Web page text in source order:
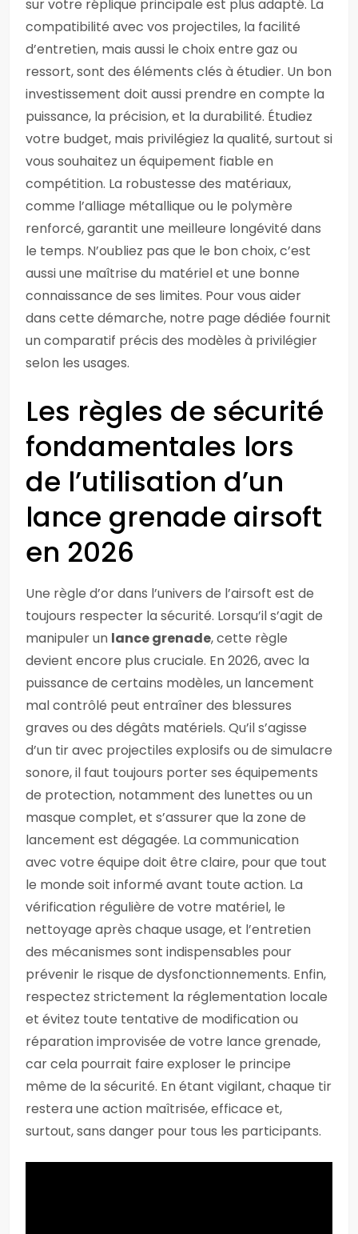
sur votre réplique principale est plus adapté. La
compatibilité avec vos projectiles, la facilité
d’entretien, mais aussi le choix entre gaz ou
ressort, sont des éléments clés à étudier. Un bon
investissement doit aussi prendre en compte la
puissance, la précision, et la durabilité. Étudiez
votre budget, mais privilégiez la qualité, surtout si
vous souhaitez un équipement fiable en
compétition. La robustesse des matériaux,
comme l’alliage métallique ou le polymère
renforcé, garantit une meilleure longévité dans
le temps. N’oubliez pas que le bon choix, c’est
aussi une maîtrise du matériel et une bonne
connaissance de ses limites. Pour vous aider
dans cette démarche, notre page dédiée fournit
un comparatif précis des modèles à privilégier
selon les usages.
Les règles de sécurité
fondamentales lors
de l’utilisation d’un
lance grenade airsoft
en 2026
Une règle d’or dans l’univers de l’airsoft est de
toujours respecter la sécurité. Lorsqu’il s’agit de
manipuler un lance grenade, cette règle
devient encore plus cruciale. En 2026, avec la
puissance de certains modèles, un lancement
mal contrôlé peut entraîner des blessures
graves ou des dégâts matériels. Qu’il s’agisse
d’un tir avec projectiles explosifs ou de simulacre
sonore, il faut toujours porter ses équipements
de protection, notamment des lunettes ou un
masque complet, et s’assurer que la zone de
lancement est dégagée. La communication
avec votre équipe doit être claire, pour que tout
le monde soit informé avant toute action. La
vérification régulière de votre matériel, le
nettoyage après chaque usage, et l’entretien
des mécanismes sont indispensables pour
prévenir le risque de dysfonctionnements. Enfin,
respectez strictement la réglementation locale
et évitez toute tentative de modification ou
réparation improvisée de votre lance grenade,
car cela pourrait faire exploser le principe
même de la sécurité. En étant vigilant, chaque tir
restera une action maîtrisée, efficace et,
surtout, sans danger pour tous les participants.